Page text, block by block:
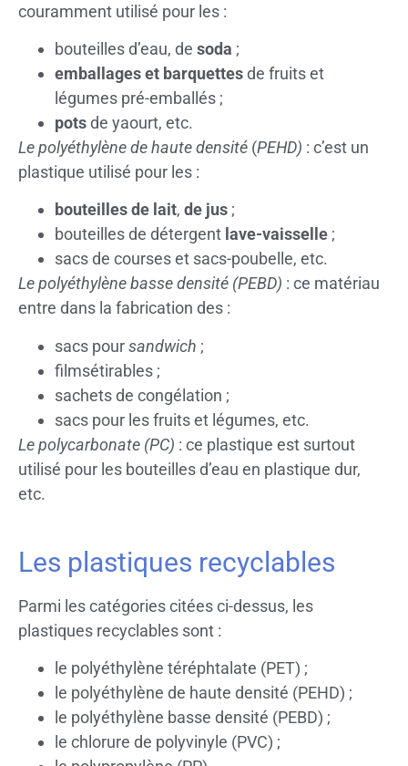
couramment utilisé pour les :
bouteilles d’eau, de soda ;
emballages et barquettesde fruits et
légumes pré-emballés ;
potsde yaourt, etc.
Le polyéthylène de haute densité (PEHD) : c’est un
plastique utilisé pour les :
bouteillesde lait, de jus ;
bouteilles de détergent lave-vaisselle ;
sacs de courses et sacs-poubelle, etc.
Le polyéthylène basse densité (PEBD) : ce matériau
entre dans la fabrication des :
sacs poursandwich ;
filmsétirables ;
sachets de congélation ;
sacs pour les fruits et légumes, etc.
Le polycarbonate (PC) : ce plastique est surtout
utilisé pour les bouteilles d’eau en plastique dur,
etc.
Les plastiques recyclables
Parmi les catégories citées ci-dessus, les
plastiques recyclables sont :
le polyéthylène téréphtalate (PET) ;
le polyéthylène de haute densité (PEHD) ;
le polyéthylène basse densité (PEBD) ;
le chlorure de polyvinyle (PVC) ;